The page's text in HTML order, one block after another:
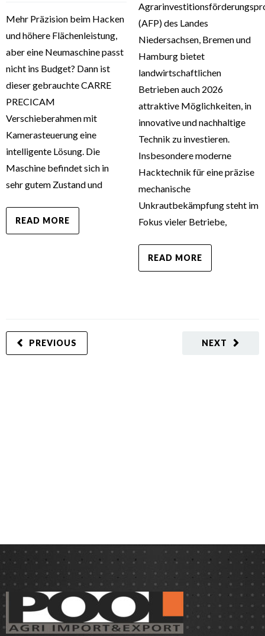
Mehr Präzision beim Hacken
und höhere Flächenleistung,
aber eine Neumaschine passt
nicht ins Budget? Dann ist
dieser gebrauchte CARRE
PRECICAM
Verschieberahmen mit
Kamerasteuerung eine
intelligente Lösung. Die
Maschine befindet sich in
sehr gutem Zustand und
READ MORE
(AFP) des Landes
Niedersachsen, Bremen und
Hamburg bietet
landwirtschaftlichen
Betrieben auch 2026
attraktive Möglichkeiten, in
innovative und nachhaltige
Technik zu investieren.
Insbesondere moderne
Hacktechnik für eine präzise
mechanische
Unkrautbekämpfung steht im
Fokus vieler Betriebe,
READ MORE
NEXT
PREVIOUS